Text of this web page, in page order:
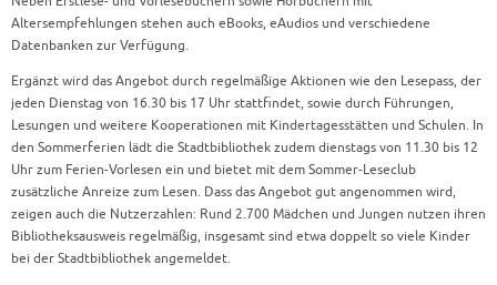
Altersempfehlungen stehen auch eBooks, eAudios und verschiedene
Datenbanken zur Verfügung.
Ergänzt wird das Angebot durch regelmäßige Aktionen wie den Lesepass, der
jeden Dienstag von 16.30 bis 17 Uhr stattfindet, sowie durch Führungen,
Lesungen und weitere Kooperationen mit Kindertagesstätten und Schulen. In
den Sommerferien lädt die Stadtbibliothek zudem dienstags von 11.30 bis 12
Uhr zum Ferien-Vorlesen ein und bietet mit dem Sommer-Leseclub
zusätzliche Anreize zum Lesen. Dass das Angebot gut angenommen wird,
zeigen auch die Nutzerzahlen: Rund 2.700 Mädchen und Jungen nutzen ihren
Bibliotheksausweis regelmäßig, insgesamt sind etwa doppelt so viele Kinder
bei der Stadtbibliothek angemeldet.